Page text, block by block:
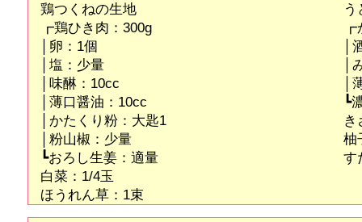
鶏つくねの生地
┏鶏ひき肉：300g
│卵：1個
│塩：少量
│味醂：10cc
│薄口醤油：10cc
│かたくり粉：大匙1
│粉山椒：少量
┗おろし生姜：適量
白菜：1/4玉
ほうれん草：1束
う
┏
│
│
│
┗
き
柚
す